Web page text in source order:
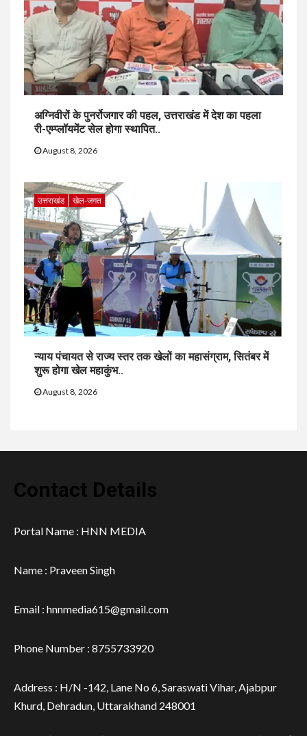
अग्निवीरों के पुनर्रोजगार की पहल, उत्तराखंड में देश का पहला
री-एम्प्लॉयमेंट सेल होगा स्थापित..
August 8, 2026
उत्तराखंड खेल-जगत
न्याय पंचायत से राज्य स्तर तक खेलों का महासंग्राम, सितंबर में
शुरू होगा खेल महाकुंभ..
August 8, 2026
Contact Details
Portal Name : HNN MEDIA
Name : Praveen Singh
Email : hnnmedia615@gmail.com
Phone Number : 8755733920
Address : H/N -142, Lane No 6, Saraswati Vihar, Ajabpur
Khurd, Dehradun, Uttarakhand 248001